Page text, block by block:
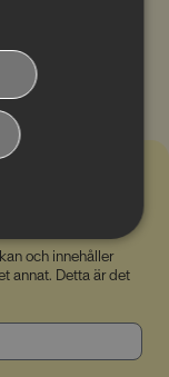
inspiration
och innehåller
annat. Detta är det